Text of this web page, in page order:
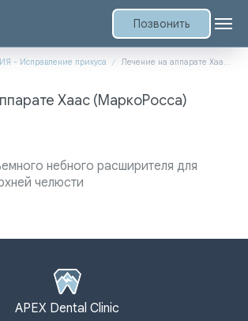
Позвонить
- Исправление прикуса Лечение на аппарате Хаас (МаркоРосса)
Хаас (МаркоРосса)
небного расширителя для
челюсти
APEX Dental Clinic